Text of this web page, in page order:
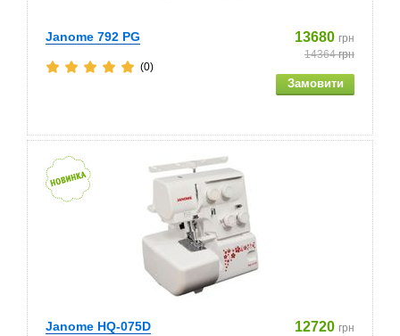
Janome 792 PG 13680 грн
14364грн
(0)
Janome HQ-075D 12720 грн